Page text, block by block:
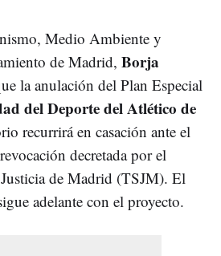
Medio Ambiente y
de Madrid, Borja
la anulación del Plan Especial
del Deporte del Atlético de
recurrirá en casación ante el
decretada por el
de Madrid (TSJM). El
adelante con el proyecto.